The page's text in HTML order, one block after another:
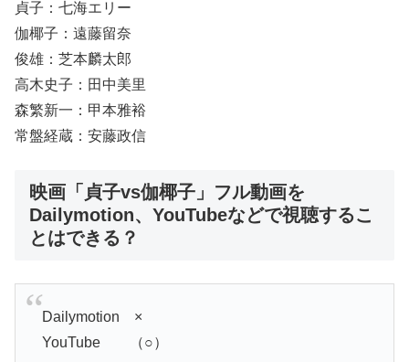
貞子：七海エリー
伽椰子：遠藤留奈
俊雄：芝本麟太郎
高木史子：田中美里
森繁新一：甲本雅裕
常盤経蔵：安藤政信
映画「貞子vs伽椰子」フル動画を
Dailymotion、YouTubeなどで視聴するこ
とはできる？
Dailymotion ×
YouTube （○）